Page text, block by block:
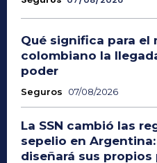
Qué significa para el
colombiano la
poder
Seguros 07/08/2026
La SSN cambió las
sepelio en
diseñará sus propios